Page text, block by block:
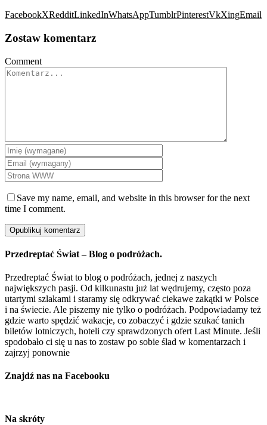
FacebookXRedditLinkedInWhatsAppTumblrPinterestVkXingEmail
Zostaw komentarz
Comment
Save my name, email, and website in this browser for the next
time I comment.
Przedreptać Świat – Blog o podróżach.
Przedreptać Świat to blog o podróżach, jednej z naszych
największych pasji. Od kilkunastu już lat wędrujemy, często poza
utartymi szlakami i staramy się odkrywać ciekawe zakątki w Polsce
i na świecie. Ale piszemy nie tylko o podróżach. Podpowiadamy też
gdzie warto spędzić wakacje, co zobaczyć i gdzie szukać tanich
biletów lotniczych, hoteli czy sprawdzonych ofert Last Minute. Jeśli
spodobało ci się u nas to zostaw po sobie ślad w komentarzach i
zajrzyj ponownie
Znajdź nas na Facebooku
Na skróty